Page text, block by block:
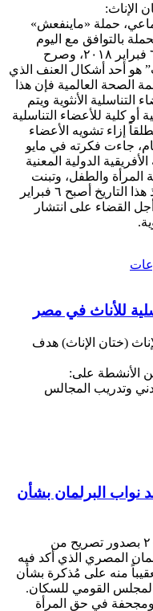
الإناث:
حملة «ماينفعش»
بالتوافق مع اليوم
العالمي لمناهضة ختان الإناث الموافق ٦ فبراير ٢٠١٨، وصرح
هو أحد أشكال العنف الذي
الصحة العالمية فإن هذا
الأنثوية ويتم
أو كلية للأعضاء التناسلية
إزاء تشويه الأعضاء
من كل عام، جاءت فكرته في مايو
الأفريقية الدولية المعنية
المرأة والطفل، وتبنت
الأمم المتحدة هذه الفكرة بعد ذلك، ومنذ هذا التاريخ أصبح ٦ فبراير
القضاء على انتشار
للأناث في مصر
(ختان الإناث) هدف
الأنشطة على:
وتدريب المجالس
نواب البرلمان بشأن
فوجئنا يوم الإثنين الموافق ١١ يوليو ٢٠١٦ بصدور تصريح من
المصري الذي أكد فيه
منه على مُذكرة بشأن
المجلس القومي للسكان.
في حق المرأة